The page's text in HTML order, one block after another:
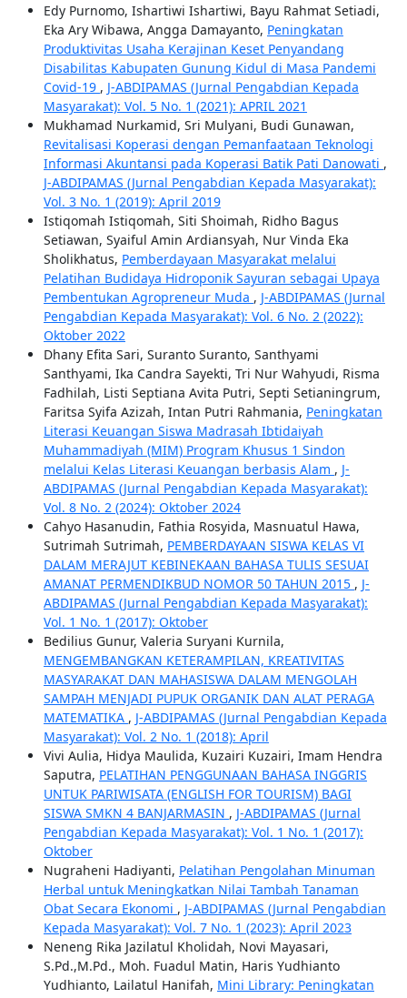
Edy Purnomo, Ishartiwi Ishartiwi, Bayu Rahmat Setiadi,
Eka Ary Wibawa, Angga Damayanto, Peningkatan
Produktivitas Usaha Kerajinan Keset Penyandang
Disabilitas Kabupaten Gunung Kidul di Masa Pandemi
Covid-19 , J-ABDIPAMAS (Jurnal Pengabdian Kepada
Masyarakat): Vol. 5 No. 1 (2021): APRIL 2021
Mukhamad Nurkamid, Sri Mulyani, Budi Gunawan,
Revitalisasi Koperasi dengan Pemanfaataan Teknologi
Informasi Akuntansi pada Koperasi Batik Pati Danowati ,
J-ABDIPAMAS (Jurnal Pengabdian Kepada Masyarakat):
Vol. 3 No. 1 (2019): April 2019
Istiqomah Istiqomah, Siti Shoimah, Ridho Bagus
Setiawan, Syaiful Amin Ardiansyah, Nur Vinda Eka
Sholikhatus, Pemberdayaan Masyarakat melalui
Pelatihan Budidaya Hidroponik Sayuran sebagai Upaya
Pembentukan Agropreneur Muda , J-ABDIPAMAS (Jurnal
Pengabdian Kepada Masyarakat): Vol. 6 No. 2 (2022):
Oktober 2022
Dhany Efita Sari, Suranto Suranto, Santhyami
Santhyami, Ika Candra Sayekti, Tri Nur Wahyudi, Risma
Fadhilah, Listi Septiana Avita Putri, Septi Setianingrum,
Faritsa Syifa Azizah, Intan Putri Rahmania, Peningkatan
Literasi Keuangan Siswa Madrasah Ibtidaiyah
Muhammadiyah (MIM) Program Khusus 1 Sindon
melalui Kelas Literasi Keuangan berbasis Alam , J-
ABDIPAMAS (Jurnal Pengabdian Kepada Masyarakat):
Vol. 8 No. 2 (2024): Oktober 2024
Cahyo Hasanudin, Fathia Rosyida, Masnuatul Hawa,
Sutrimah Sutrimah, PEMBERDAYAAN SISWA KELAS VI
DALAM MERAJUT KEBINEKAAN BAHASA TULIS SESUAI
AMANAT PERMENDIKBUD NOMOR 50 TAHUN 2015 , J-
ABDIPAMAS (Jurnal Pengabdian Kepada Masyarakat):
Vol. 1 No. 1 (2017): Oktober
Bedilius Gunur, Valeria Suryani Kurnila,
MENGEMBANGKAN KETERAMPILAN, KREATIVITAS
MASYARAKAT DAN MAHASISWA DALAM MENGOLAH
SAMPAH MENJADI PUPUK ORGANIK DAN ALAT PERAGA
MATEMATIKA , J-ABDIPAMAS (Jurnal Pengabdian Kepada
Masyarakat): Vol. 2 No. 1 (2018): April
Vivi Aulia, Hidya Maulida, Kuzairi Kuzairi, Imam Hendra
Saputra, PELATIHAN PENGGUNAAN BAHASA INGGRIS
UNTUK PARIWISATA (ENGLISH FOR TOURISM) BAGI
SISWA SMKN 4 BANJARMASIN , J-ABDIPAMAS (Jurnal
Pengabdian Kepada Masyarakat): Vol. 1 No. 1 (2017):
Oktober
Nugraheni Hadiyanti, Pelatihan Pengolahan Minuman
Herbal untuk Meningkatkan Nilai Tambah Tanaman
Obat Secara Ekonomi , J-ABDIPAMAS (Jurnal Pengabdian
Kepada Masyarakat): Vol. 7 No. 1 (2023): April 2023
Neneng Rika Jazilatul Kholidah, Novi Mayasari,
S.Pd.,M.Pd., Moh. Fuadul Matin, Haris Yudhianto
Yudhianto, Lailatul Hanifah, Mini Library: Peningkatan